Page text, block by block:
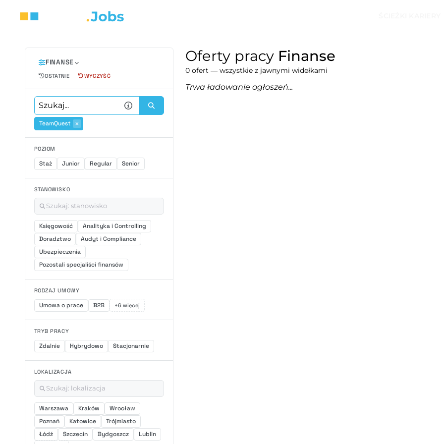
FINANSE
OSTATNIE WYCZYŚĆ
TeamQuest
POZIOM
Staż Junior Regular Senior
STANOWISKO
Księgowość
Analityka i Controlling
Doradztwo
Audyt i Compliance
Ubezpieczenia
Pozostali specjaliści finansów
RODZAJ UMOWY
Umowa o pracę B2B +6 więcej
TRYB PRACY
Zdalnie Hybrydowo Stacjonarnie
LOKALIZACJA
Warszawa Kraków
Wrocław
Poznań
Katowice
Trójmiasto
Łódź
Szczecin Bydgoszcz Lublin
Oferty pracy Finanse
0 ofert — wszystkie z jawnymi widełkami
Trwa ładowanie ogłoszeń...